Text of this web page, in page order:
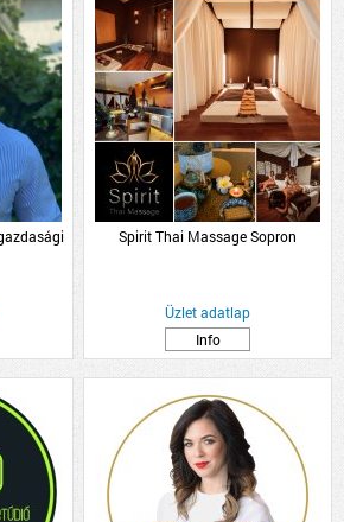
Spirit Thai Massage Sopron
Üzlet adatlap
Info